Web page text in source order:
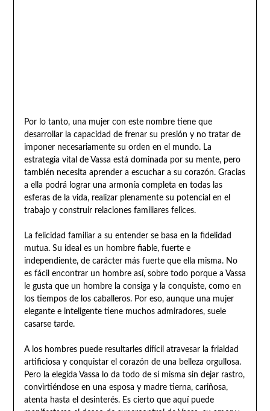
Por lo tanto, una mujer con este nombre tiene que
desarrollar la capacidad de frenar su presión y no tratar de
imponer necesariamente su orden en el mundo. La
estrategia vital de Vassa está dominada por su mente, pero
también necesita aprender a escuchar a su corazón. Gracias
a ella podrá lograr una armonía completa en todas las
esferas de la vida, realizar plenamente su potencial en el
trabajo y construir relaciones familiares felices.
La felicidad familiar a su entender se basa en la fidelidad
mutua. Su ideal es un hombre fiable, fuerte e
independiente, de carácter más fuerte que ella misma. No
es fácil encontrar un hombre así, sobre todo porque a Vassa
le gusta que un hombre la consiga y la conquiste, como en
los tiempos de los caballeros. Por eso, aunque una mujer
elegante e inteligente tiene muchos admiradores, suele
casarse tarde.
A los hombres puede resultarles difícil atravesar la frialdad
artificiosa y conquistar el corazón de una belleza orgullosa.
Pero la elegida Vassa lo da todo de sí misma sin dejar rastro,
convirtiéndose en una esposa y madre tierna, cariñosa,
atenta hasta el desinterés. Es cierto que aquí puede